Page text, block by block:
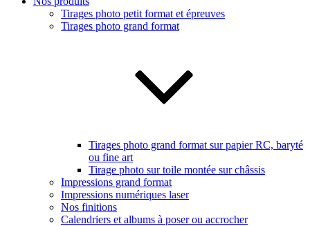
Tirages photo petit format et épreuves
Tirages photo grand format
Tirages photo grand format sur papier RC, baryté
ou fine art
Tirage photo sur toile montée sur châssis
Impressions grand format
Impressions numériques laser
Nos finitions
Calendriers et albums à poser ou accrocher